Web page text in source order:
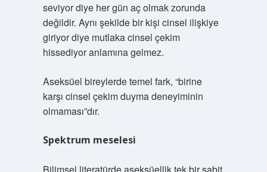
seviyor diye her gün aç olmak zorunda
değildir. Aynı şekilde bir kişi cinsel ilişkiye
giriyor diye mutlaka cinsel çekim
hissediyor anlamına gelmez.
Aseksüel bireylerde temel fark, “birine
karşı cinsel çekim duyma deneyiminin
olmaması”dır.
Spektrum meselesi